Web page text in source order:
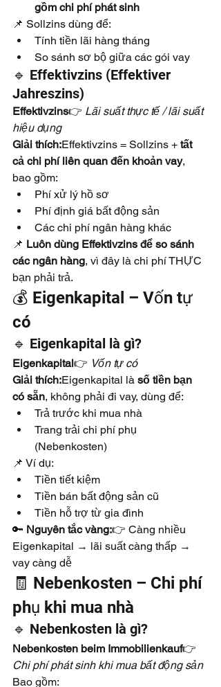
gồm chi phí phát sinh
📌 Sollzins dùng để:
Tính tiền lãi hàng tháng
So sánh sơ bộ giữa các gói vay
🔹 Effektivzins (Effektiver
Jahreszins)
Effektivzins👉 Lãi suất thực tế / lãi suất
hiệu dụng
Giải thích:Effektivzins = Sollzins + tất
cả chi phí liên quan đến khoản vay,
bao gồm:
Phí xử lý hồ sơ
Phí định giá bất động sản
Các chi phí ngân hàng khác
📌 Luôn dùng Effektivzins để so sánh
các ngân hàng, vì đây là chi phí THỰC
bạn phải trả.
💰 Eigenkapital – Vốn tự
có
🔹 Eigenkapital là gì?
Eigenkapital👉 Vốn tự có
Giải thích:Eigenkapital là số tiền bạn
có sẵn, không phải đi vay, dùng để:
Trả trước khi mua nhà
Trang trải chi phí phụ
(Nebenkosten)
📌 Ví dụ:
Tiền tiết kiệm
Tiền bán bất động sản cũ
Tiền hỗ trợ từ gia đình
🔑 Nguyên tắc vàng:👉 Càng nhiều
Eigenkapital → lãi suất càng thấp →
vay càng dễ
🧾 Nebenkosten – Chi phí
phụ khi mua nhà
🔹 Nebenkosten là gì?
Nebenkosten beim Immobilienkauf👉
Chi phí phát sinh khi mua bất động sản
Bao gồm: